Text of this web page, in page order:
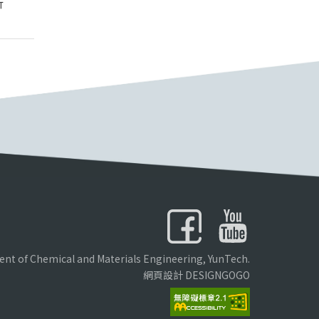
of Chemical and Materials Engineering, YunTech.
網頁設計 DESIGNGOGO